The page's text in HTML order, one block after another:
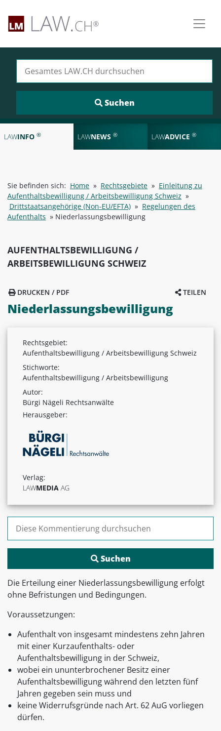
LAWINFO ® LAWNEWS ® LAWADVICE ®
Sie befinden sich: Home » Rechtsgebiete » Einleitung zu
Aufenthaltsbewilligung / Arbeitsbewilligung Schweiz »
Drittstaatsangehörige (Non-EU/EFTA) » Regelungen des
Aufenthalts » Niederlassungsbewilligung
AUFENTHALTSBEWILLIGUNG /
ARBEITSBEWILLIGUNG SCHWEIZ
TEILEN
DRUCKEN / PDF
Niederlassungsbewilligung
Rechtsgebiet:
Aufenthaltsbewilligung / Arbeitsbewilligung Schweiz
Stichworte:
Aufenthaltsbewilligung / Arbeitsbewilligung
Autor:
Bürgi Nägeli Rechtsanwälte
Herausgeber:
Verlag:
LAWMEDIA AG
Suchen nach:
Die Erteilung einer Niederlassungsbewilligung erfolgt
ohne Befristungen und Bedingungen.
Voraussetzungen:
Aufenthalt von insgesamt mindestens zehn Jahren
mit einer Kurzaufenthalts- oder
Aufenthaltsbewilligung in der Schweiz,
wobei ein ununterbrochener Besitz einer
Aufenthaltsbewilligung während den letzten fünf
Jahren gegeben sein muss und
keine Widerrufsgründe nach Art. 62 AuG vorliegen
dürfen.